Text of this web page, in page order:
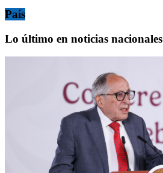
País
Lo último en noticias nacionales